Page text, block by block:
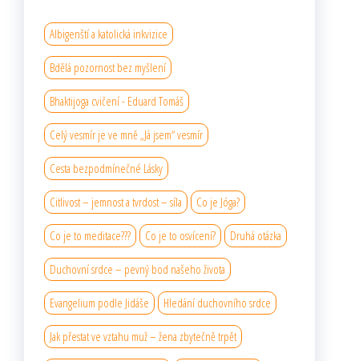
Albigenští a katolická inkvizice
Bdělá pozornost bez myšlení
Bhaktijoga cvičení - Eduard Tomáš
Celý vesmír je ve mně „Já jsem“ vesmír
Cesta bezpodmínečné Lásky
Citlivost – jemnost a tvrdost – síla Co je Jóga?
Co je to meditace??? Co je to osvícení? Druhá otázka
Duchovní srdce – pevný bod našeho života
Evangelium podle Jidáše Hledání duchovního srdce
Jak přestat ve vztahu muž – žena zbytečně trpět